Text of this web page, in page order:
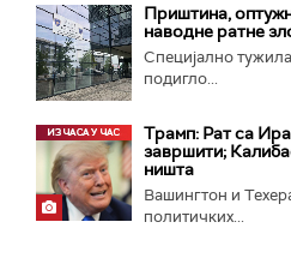
Приштина,
наводне ратне
Специјално
подигло...
Трамп: Рат са
завршити;
ништа
Вашингтон и
политичких...